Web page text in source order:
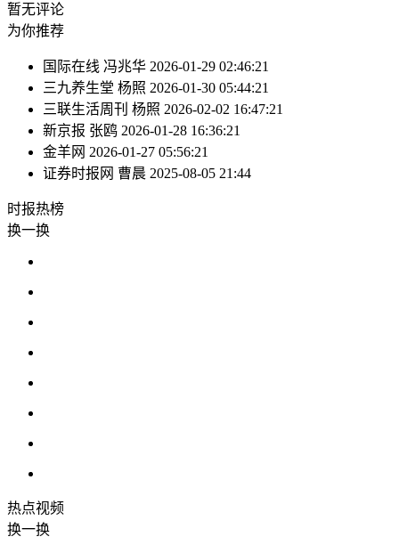
暂无评论
为你推荐
国际在线 冯兆华 2026-01-29 02:46:21
三九养生堂 杨照 2026-01-30 05:44:21
三联生活周刊 杨照 2026-02-02 16:47:21
新京报 张鸥 2026-01-28 16:36:21
金羊网 2026-01-27 05:56:21
证券时报网 曹晨 2025-08-05 21:44
时报热榜
换一换
热点视频
换一换